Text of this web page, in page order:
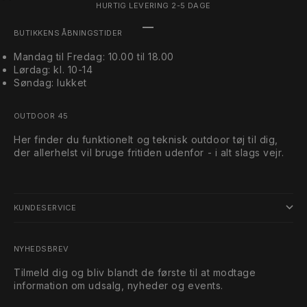
HURTIG LEVERING 2-5 DAGE
BUTIKKENS ÅBNINGSTIDER
Mandag til Fredag: 10.00 til 18.00
Lørdag: kl. 10-14
Søndag: lukket
OUTDOOR 45
Her finder du funktionelt og teknisk outdoor tøj til dig,
der allerhelst vil bruge fritiden udenfor - i alt slags vejr.
KUNDESERVICE
NYHEDSBREV
Tilmeld dig og bliv blandt de første til at modtage
information om udsalg, nyheder og events.